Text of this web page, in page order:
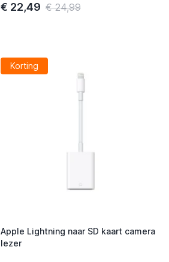
€ 22,49 € 24,99
Korting
Apple Lightning naar SD kaart camera
lezer